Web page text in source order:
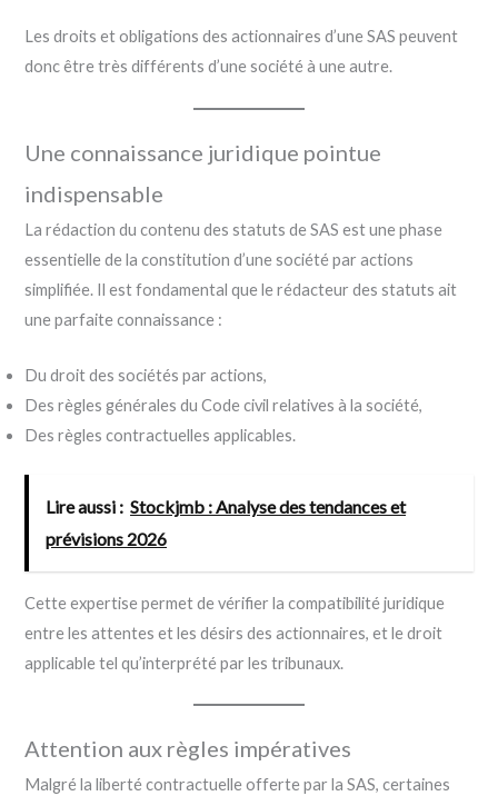
Les droits et obligations des actionnaires d’une SAS peuvent
donc être très différents d’une société à une autre.
Une connaissance juridique pointue
indispensable
La rédaction du contenu des statuts de SAS est une phase
essentielle de la constitution d’une société par actions
simplifiée. Il est fondamental que le rédacteur des statuts ait
une parfaite connaissance :
Du droit des sociétés par actions,
Des règles générales du Code civil relatives à la société,
Des règles contractuelles applicables.
Lire aussi : Stockjmb : Analyse des tendances et
prévisions 2026
Cette expertise permet de vérifier la compatibilité juridique
entre les attentes et les désirs des actionnaires, et le droit
applicable tel qu’interprété par les tribunaux.
Attention aux règles impératives
Malgré la liberté contractuelle offerte par la SAS, certaines